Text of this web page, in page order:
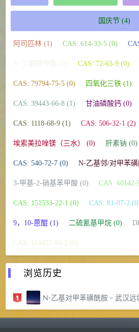
国庆节(4)
阿司匹林 (1) CAS: 614-33-5 (0)
CAS: 72-63-9 (0)
CAS: 79794-75-5 (0) 四氧化三铁 (1)
CAS: 39443-66-8 (1) 甘油磷酸钙 (0)
CAS: 1118-68-9 (1) CAS: 506-32-1 (2)
埃索美拉唑镁（三水） (0) 肝素钠 (0)
CAS: 540-72-7 (0) N-乙基邻/对甲苯
3-甲基-2-硝基苯甲酸 (0) CAS: 60142-
CAS: 151533-22-1 (0) CAS: 81-07-2
9，10-蒽醌 (1) 二硫氰基甲烷 (0)
CAS: 114457-94-2 (0)
浏览历史
N-乙基对甲苯磺酰胺 – 武汉